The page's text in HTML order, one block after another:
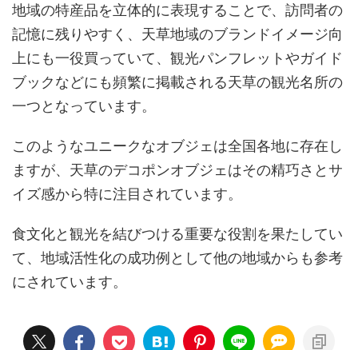
地域の特産品を立体的に表現することで、訪問者の
記憶に残りやすく、天草地域のブランドイメージ向
上にも一役買っていて、観光パンフレットやガイド
ブックなどにも頻繁に掲載される天草の観光名所の
一つとなっています。
このようなユニークなオブジェは全国各地に存在し
ますが、天草のデコポンオブジェはその精巧さとサ
イズ感から特に注目されています。
食文化と観光を結びつける重要な役割を果たしてい
て、地域活性化の成功例として他の地域からも参考
にされています。